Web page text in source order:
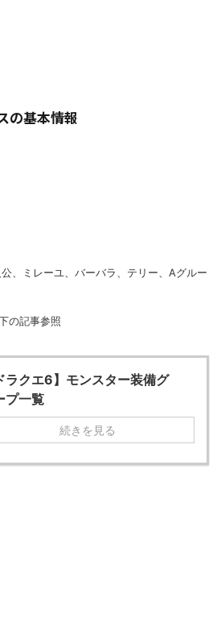
の基本情報
、ミレーユ、バーバラ、テリー、Aグルー
の記事参照
ラクエ6】モンスター装備グ
プ一覧
続きを見る